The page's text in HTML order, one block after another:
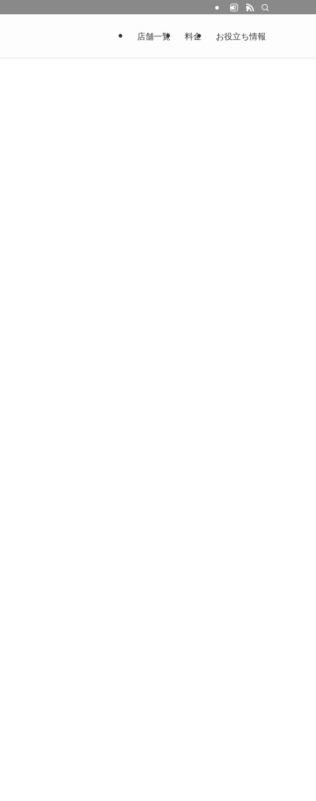
店舗一覧 料金 お役立ち情報